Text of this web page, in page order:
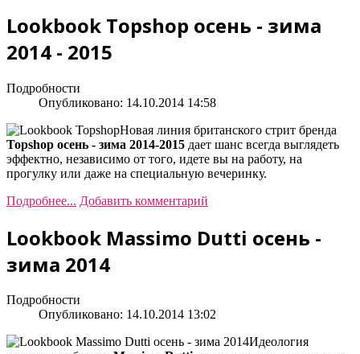
Lookbook Topshop осень - зима
2014 - 2015
Подробности
Опубликовано: 14.10.2014 14:58
Новая линия британского стрит бренда
Topshop осень - зима 2014-2015 дает шанс всегда выглядеть
эффектно, независимо от того, идете вы на работу, на
прогулку или даже на специальную вечеринку.
Подробнее... Добавить комментарий
Lookbook Massimo Dutti осень -
зима 2014
Подробности
Опубликовано: 14.10.2014 13:02
Идеология